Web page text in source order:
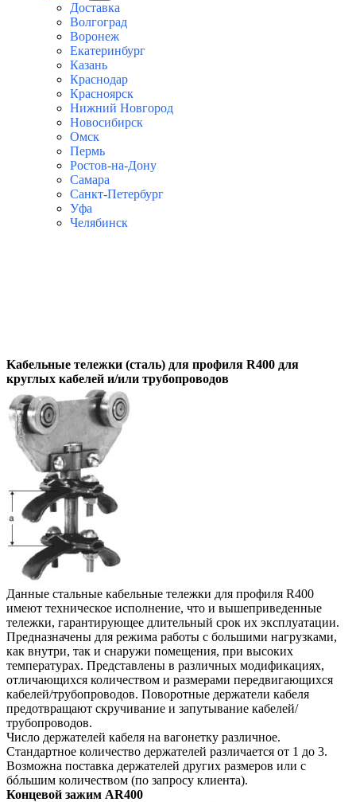
Доставка
Волгоград
Воронеж
Екатеринбург
Казань
Краснодар
Красноярск
Нижний Новгород
Новосибирск
Омск
Пермь
Ростов-на-Дону
Самара
Санкт-Петербург
Уфа
Челябинск
Kабельные тележки (сталь) для профиля R400 для
круглых кабелей и/или трубопроводов
Данные стальные кабельные тележки для профиля R400
имеют техническое исполнение, что и вышеприведенные
тележки, гарантирующее длительный срок их эксплуатации.
Предназначены для режима работы с большими нагрузками,
как внутри, так и снаружи помещения, при высоких
температурах. Представлены в различных модификациях,
отличающихся количеством и размерами передвигающихся
кабелей/трубопроводов. Поворотные держатели кабеля
предотвращают скручивание и запутывание кабелей/
трубопроводов.
Число держателей кабеля на вагонетку различное.
Стандартное количество держателей различается от 1 до 3.
Возможна поставка держателей других размеров или с
бóльшим количеством (по запросу клиента).
Концевой зажим AR400